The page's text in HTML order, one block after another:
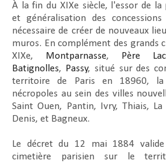
À la fin du XIXe siècle, l'essor de
et généralisation des
nécessaire de créer de nouveaux
muros. En complément des grands
XIXe,
Montparnasse, Père
Batignolles, Passy, situé sur des
territoire de Paris en 18960, la
nécropoles au sein des villes
Saint Ouen, Pantin, Ivry, Thiais, La
Denis, et Bagneux.
Le décret du 12 mai 1884
cimetière parisien sur le